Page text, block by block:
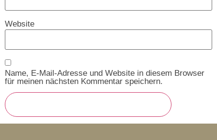
Website
Name, E-Mail-Adresse und Website in diesem Browser
für meinen nächsten Kommentar speichern.